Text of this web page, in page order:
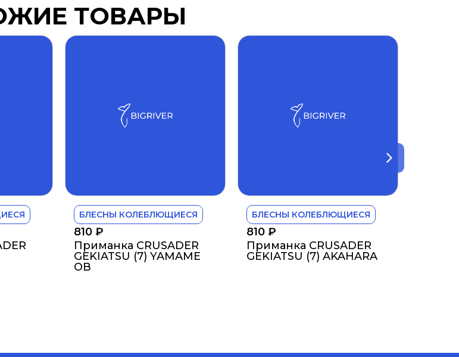
ТОВАРЫ
БЛЕСНЫ КОЛЕБЛЮЩИЕСЯ
810 ₽
Приманка CRUSADER
GEKIATSU (7) YAMAME
OB
БЛЕСНЫ КОЛЕБЛЮЩИЕСЯ
810 ₽
Приманка CRUSADER
GEKIATSU (7) AKAHARA